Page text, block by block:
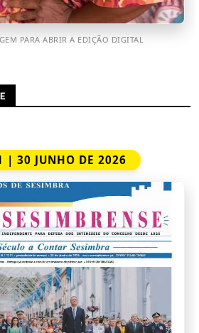
PARA ABRIR A EDIÇÃO DIGITAL
| 30 JUNHO DE 2026